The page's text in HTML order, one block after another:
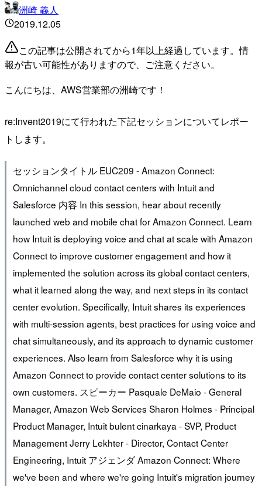
洲崎 義人
2019.12.05
この記事は公開されてから1年以上経過しています。情
報が古い可能性がありますので、ご注意ください。
こんにちは、AWS営業部の洲崎です！
re:Invent2019にて行われた下記セッションについてレポー
トします。
セッションタイトル EUC209 - Amazon Connect:
Omnichannel cloud contact centers with Intuit and
Salesforce 内容 In this session, hear about recently
launched web and mobile chat for Amazon Connect. Learn
how Intuit is deploying voice and chat at scale with Amazon
Connect to improve customer engagement and how it
implemented the solution across its global contact centers,
what it learned along the way, and next steps in its contact
center evolution. Specifically, Intuit shares its experiences
with multi-session agents, best practices for using voice and
chat simultaneously, and its approach to dynamic customer
experiences. Also learn from Salesforce why it is using
Amazon Connect to provide contact center solutions to its
own customers. スピーカー Pasquale DeMaio - General
Manager, Amazon Web Services Sharon Holmes - Principal
Product Manager, Intuit bulent cinarkaya - SVP, Product
Management Jerry Lekhter - Director, Contact Center
Engineering, Intuit アジェンダ Amazon Connect: Where
we've been and where we're going Intuit's migration journey